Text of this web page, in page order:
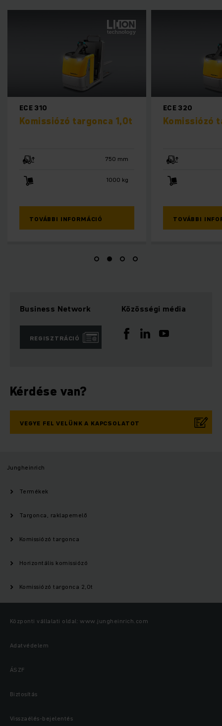
ECE 310
Komissiózó targonca 1,0t
750 mm
1000 kg
TOVÁBBI INFORMÁCIÓ
ECE 320
Komissiózó
TOVÁBBI
Business Network
REGISZTRÁCIÓ
Közösségi média
Kérdése van?
VEGYE FEL VELÜNK A KAPCSOLATOT
Jungheinrich
Termékek
Targonca, raklapemelő
Komissiózó targonca
Horizontális komissiózó
Komissiózó targonca 2,0t
Központi vállalati oldal: www.jungheinrich.com
Adatvédelem
ÁSZF
Biztosítás
Visszaélés-bejelentés